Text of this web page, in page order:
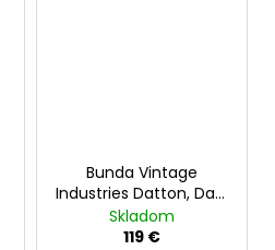
Bunda Vintage
Industries Datton, Dark
Tan
Skladom
119 €